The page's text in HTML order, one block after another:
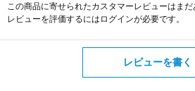
この商品に寄せられたカスタマーレビューはまだ
レビューを評価するには ログインが必要です。
レビューを書く